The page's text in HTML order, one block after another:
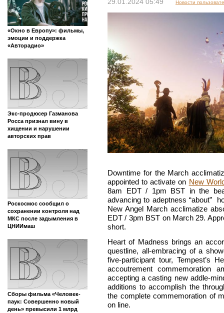
«Окно в Европу»: фильмы,
эмоции и поддержка
«Авторадио»
Экс-продюсер Газманова
Росса признал вину в
хищении и нарушении
авторских прав
Роскосмос сообщил о
сохранении контроля над
МКС после задымления в
ЦНИИмаш
Сборы фильма «Человек-
паук: Совершенно новый
день» превысили 1 млрд
29.01.2024 05:49 Новости
Downtime for the March
appointed to activate on New
8am EDT / 1pm BST in the
advancing to adeptness “about”
New Angel March acclimatize
EDT / 3pm BST on March 29.
short.
Heart of Madness brings an
questline, all-embracing of a
five-participant tour, Tempest’s
accoutrement commemoration
accepting a casting new addle-
additions to accomplish the
the complete commemoration of
on line.